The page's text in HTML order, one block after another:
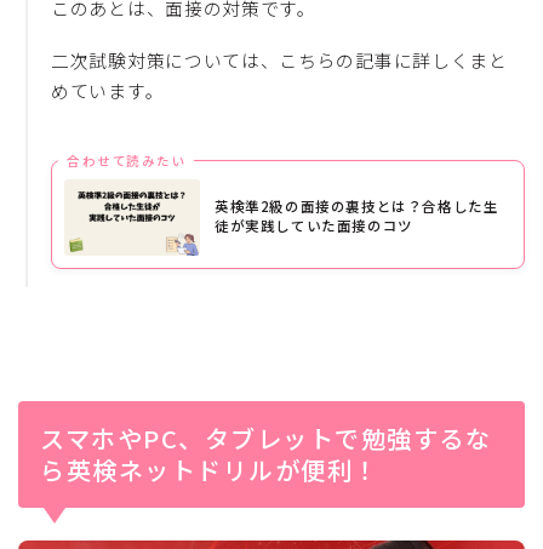
このあとは、面接の対策です。
二次試験対策については、こちらの記事に詳しくまと
めています。
合わせて読みたい
英検準2級の面接の裏技とは？合格した生
徒が実践していた面接のコツ
スマホやPC、タブレットで勉強するな
ら英検ネットドリルが便利！